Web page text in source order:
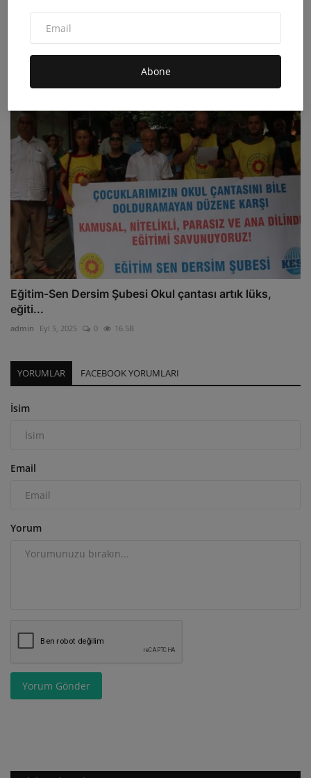
Abone
Verdi...
Eğitim-Sen Dersim Şubesi Okul çantası artık lüks,
eğiti...
admin Eyl 5, 2025 0 16.5B
YORUMLAR FACEBOOK YORUMLARI
İsim
Email
Yorum
Yorum Gönder